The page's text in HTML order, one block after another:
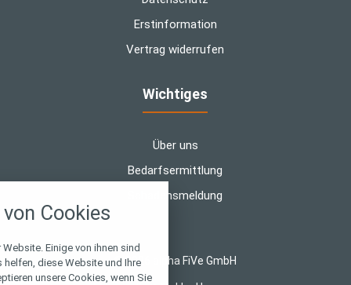
Erstinformation
Vertrag widerrufen
Wichtiges
Über uns
Bedarfsermittlung
Schadensmeldung
© 2026 alpha FiVe GmbH
Cookies
Einige von ihnen sind
diese Website und Ihre
unsere Cookies, wenn Sie
alle verwendeten Cookies und
zu blockieren.
Notwendig